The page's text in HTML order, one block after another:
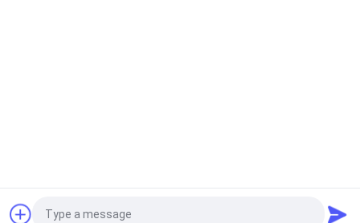
2026 Huona (Shanghai) New Material Co., Ltd.. All Rights Reserved.